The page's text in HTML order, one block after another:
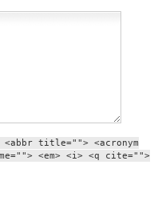
title=""> <acronym
<em> <i> <q cite="">